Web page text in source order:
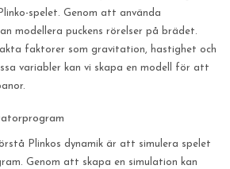
spelet. Genom att använda
modellera puckens rörelser på brädet.
faktorer som gravitation, hastighet och
variabler kan vi skapa en modell för att
Plinkos dynamik är att simulera spelet
Genom att skapa en simulation kan